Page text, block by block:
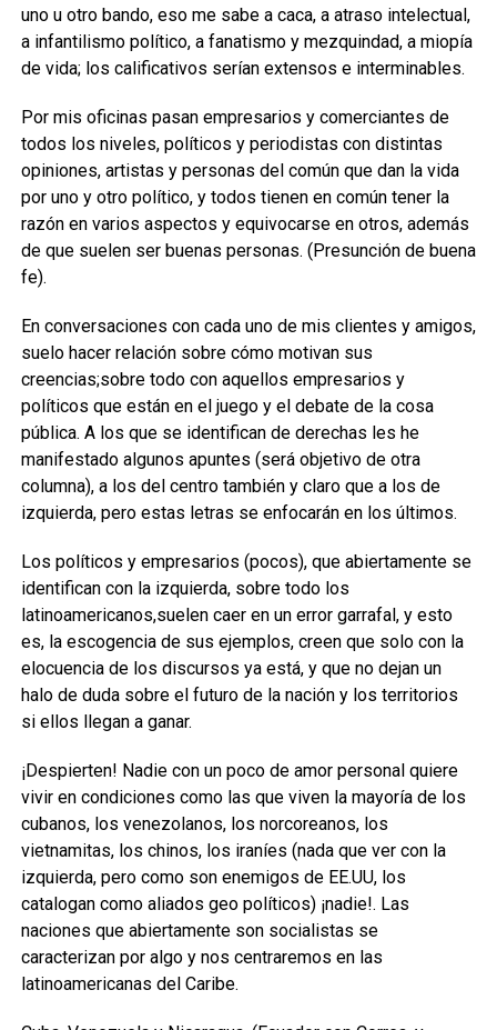
uno u otro bando, eso me sabe a caca, a atraso intelectual,
a infantilismo político, a fanatismo y mezquindad, a miopía
de vida; los calificativos serían extensos e interminables.
Por mis oficinas pasan empresarios y comerciantes de
todos los niveles, políticos y periodistas con distintas
opiniones, artistas y personas del común que dan la vida
por uno y otro político, y todos tienen en común tener la
razón en varios aspectos y equivocarse en otros, además
de que suelen ser buenas personas. (Presunción de buena
fe).
En conversaciones con cada uno de mis clientes y amigos,
suelo hacer relación sobre cómo motivan sus
creencias;sobre todo con aquellos empresarios y
políticos que están en el juego y el debate de la cosa
pública. Alos que se identifican de derechas les he
manifestado algunos apuntes (será objetivo de otra
columna), a los del centro también y claro que a los de
izquierda, pero estas letras se enfocarán en los últimos.
Los políticos y empresarios (pocos),que abiertamente se
identifican con la izquierda, sobre todo los
latinoamericanos,suelen caer en un error garrafal, y esto
es, la escogencia de sus ejemplos, creen que solo con la
elocuencia de los discursos ya está, y que no dejan un
halo de duda sobre el futuro de la nación y los territorios
siellos llegan a ganar.
¡Despierten! Nadie con un poco de amor personal quiere
vivir en condiciones comolas que viven la mayoría de los
cubanos, los venezolanos, los norcoreanos, los
vietnamitas, los chinos, los iraníes (nada que ver con la
izquierda, pero como son enemigos de EE.UU, los
catalogan como aliados geo políticos)¡nadie!. Las
naciones que abiertamente son socialistas se
caracterizan por algo y nos centraremos en las
latinoamericanas del Caribe.